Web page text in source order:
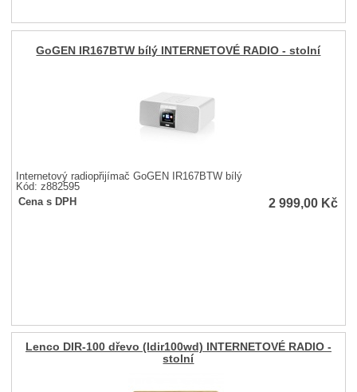
GoGEN IR167BTW bílý INTERNETOVÉ RADIO - stolní
Internetový radiopřijímač GoGEN IR167BTW bílý
Kód: z882595
Cena s DPH
2 999,00 Kč
Lenco DIR-100 dřevo (ldir100wd) INTERNETOVÉ RADIO -
stolní